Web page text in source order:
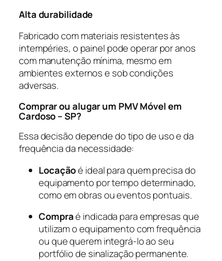
Alta durabilidade
Fabricado com materiais resistentes às
intempéries, o painel pode operar por anos
com manutenção mínima, mesmo em
ambientes externos e sob condições
adversas.
Comprar ou alugar um PMV Móvel em
Cardoso – SP?
Essa decisão depende do tipo de uso e da
frequência da necessidade:
Locaçãoé ideal para quem precisa do
equipamento por tempo determinado,
como em obras ou eventos pontuais.
Compraé indicada para empresas que
utilizam o equipamento com frequência
ou que querem integrá-lo ao seu
portfólio de sinalização permanente.